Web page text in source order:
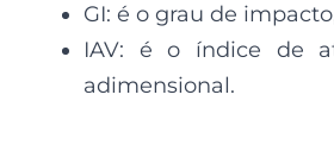
GI: é o grau de
IAV: é o índice de
adimensional.